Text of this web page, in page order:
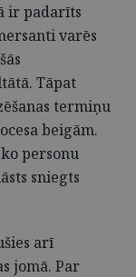
ir padarīts
varēs
Tāpat
termiņu
beigām.
personu
sniegts
arī
jomā. Par